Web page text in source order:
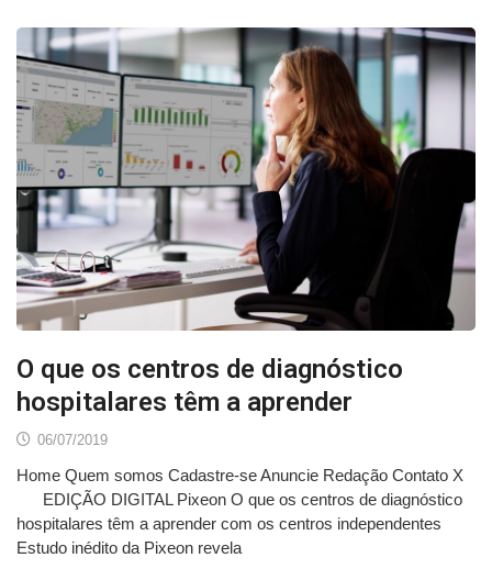
O que os centros de diagnóstico
hospitalares têm a aprender
06/07/2019
Home Quem somos Cadastre-se Anuncie Redação Contato X
EDIÇÃO DIGITAL Pixeon O que os centros de diagnóstico
hospitalares têm a aprender com os centros independentes
Estudo inédito da Pixeon revela